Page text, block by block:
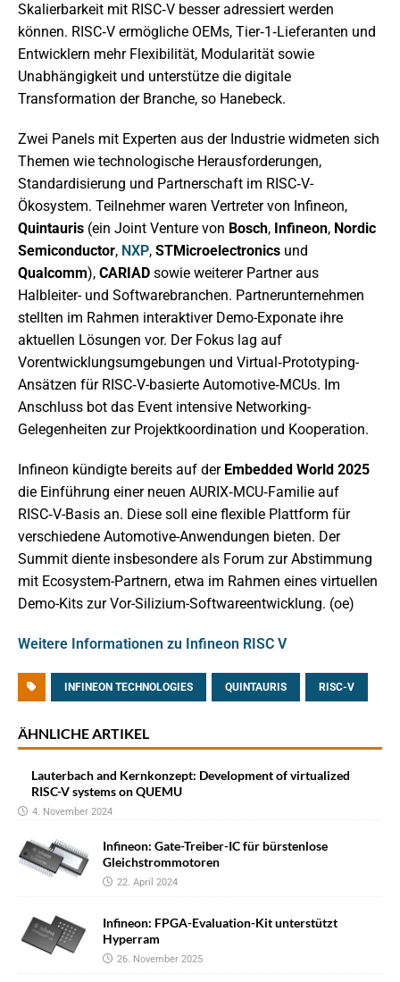
Skalierbarkeit mit RISC‑V besser adressiert werden
können. RISC‑V ermögliche OEMs, Tier‑1‑Lieferanten und
Entwicklern mehr Flexibilität, Modularität sowie
Unabhängigkeit und unterstütze die digitale
Transformation der Branche, so Hanebeck.
Zwei Panels mit Experten aus der Industrie widmeten sich
Themen wie technologische Herausforderungen,
Standardisierung und Partnerschaft im RISC‑V-
Ökosystem. Teilnehmer waren Vertreter von Infineon,
Quintauris (ein Joint Venture von Bosch, Infineon, Nordic
Semiconductor, NXP, STMicroelectronics und
Qualcomm), CARIAD sowie weiterer Partner aus
Halbleiter- und Softwarebranchen. Partnerunternehmen
stellten im Rahmen interaktiver Demo-Exponate ihre
aktuellen Lösungen vor. Der Fokus lag auf
Vorentwicklungsumgebungen und Virtual‑Prototyping-
Ansätzen für RISC‑V-basierte Automotive‑MCUs. Im
Anschluss bot das Event intensive Networking-
Gelegenheiten zur Projektkoordination und Kooperation.
Infineon kündigte bereits auf der Embedded World 2025
die Einführung einer neuen AURIX‑MCU‑Familie auf
RISC‑V-Basis an. Diese soll eine flexible Plattform für
verschiedene Automotive-Anwendungen bieten. Der
Summit diente insbesondere als Forum zur Abstimmung
mit Ecosystem-Partnern, etwa im Rahmen eines virtuellen
Demo-Kits zur Vor-Silizium-Softwareentwicklung. (oe)
Weitere Informationen zu Infineon RISC V
INFINEON TECHNOLOGIES QUINTAURIS RISC-V
ÄHNLICHE ARTIKEL
Lauterbach and Kernkonzept: Development of virtualized
RISC-V systems on QUEMU
4. November 2024
Infineon: Gate-Treiber-IC für bürstenlose
Gleichstrommotoren
22. April 2024
Infineon: FPGA-Evaluation-Kit unterstützt
Hyperram
26. November 2025